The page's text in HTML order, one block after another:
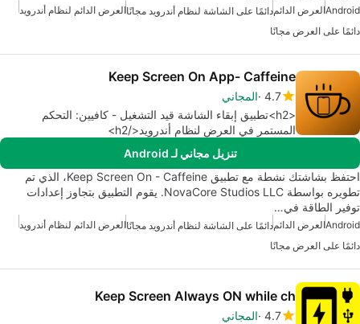
Androidالعرض الدائمدائمًا على الشاشة لنظام أندرويد مجانًاالعرض الدائم لنظام أندرويد
دائمًا على العرض مجانًا
Keep Screen On App- Caffeine
4.7 المجاني
<h2>تطبيق إبقاء الشاشة قيد التشغيل - كافيين: التحكم
المستمر في العرض لنظام أندرويد</h2>
تنزيل مجاني لـ Android
احتفظ بشاشتك نشطة مع تطبيق Keep Screen On - Caffeine، الذي تم
تطويره بواسطة NovaCore Studios LLC. يقوم التطبيق بتجاوز إعدادات
توفير الطاقة في…
Androidالعرض الدائمدائمًا على الشاشة لنظام أندرويد مجانًاالعرض الدائم لنظام أندرويد
دائمًا على العرض مجانًا
Keep Screen Always ON while ch
4.7 المجاني